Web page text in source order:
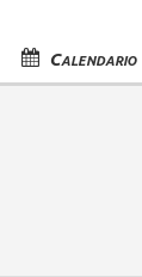
Calendario